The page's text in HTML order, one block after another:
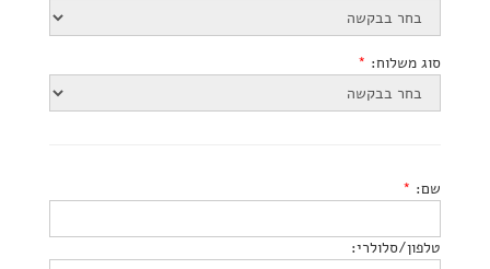
סוג משלוח: *
שם: *
טלפון/סלולרי: